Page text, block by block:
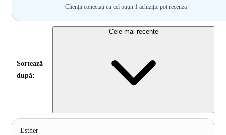
Clienții conectați cu cel puțin 1 achiziție pot recenza
Sortează
după:
Cele mai recente
Esther